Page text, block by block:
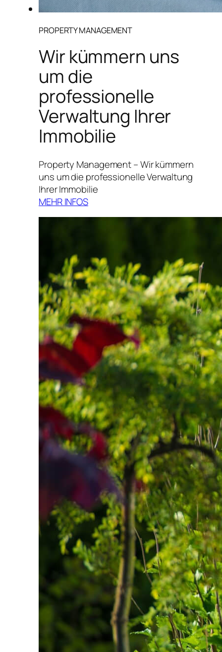
PROPERTY MANAGEMENT
Wir kümmern uns
um die
professionelle
Verwaltung Ihrer
Immobilie
Property Management – Wir kümmern
uns um die professionelle Verwaltung
Ihrer Immobilie
MEHR INFOS